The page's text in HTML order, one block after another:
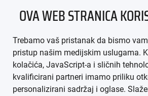
IMPRESSUM
AGB
OVA WEB STRANICA
Trebamo vaš pristanak da bismo
pristup našim medijskim uslugama.
kolačića, JavaScript-a i sličnih
kvalificirani partneri imamo priliku
personalizirani sadržaj i oglase.